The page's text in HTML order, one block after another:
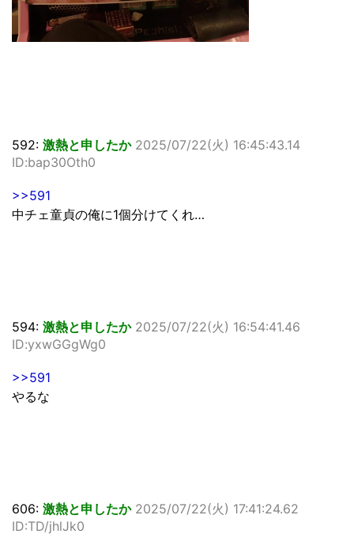
592: 激熱と申したか 2025/07/22(火) 16:45:43.14
ID:bap30Oth0
>>591
中チェ童貞の俺に1個分けてくれ…
594: 激熱と申したか 2025/07/22(火) 16:54:41.46
ID:yxwGGgWg0
>>591
やるな
606: 激熱と申したか 2025/07/22(火) 17:41:24.62
ID:TD/jhlJk0